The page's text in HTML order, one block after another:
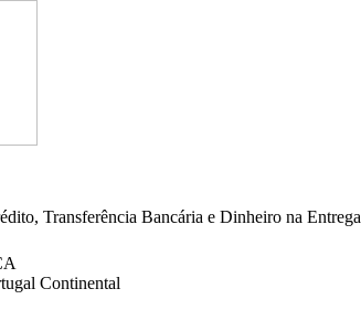
Transferência Bancária e Dinheiro na Entrega
Continental